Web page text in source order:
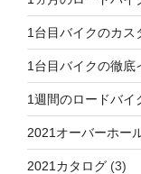
1台目バイクのカス
1台目バイクの徹底
1週間のロードバイ
2021オーバーホー
2021カタログ(3)